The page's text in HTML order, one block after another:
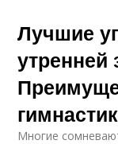
Лучшие
утренней
Многие